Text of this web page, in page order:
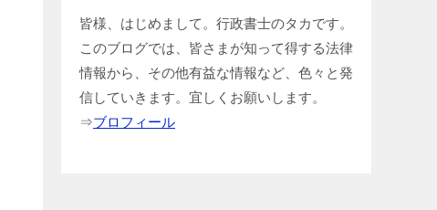
皆様、はじめまして。行政書士のタカです。
このブログでは、皆さまが知って得する法律
情報から、その他有益な情報など、色々と発
信していきます。宜しくお願いします。
⇒ブロフィール